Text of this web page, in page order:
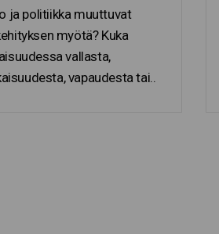
ja politiikka muuttuvat
myötä? Kuka
vallasta,
vapaudesta tai..